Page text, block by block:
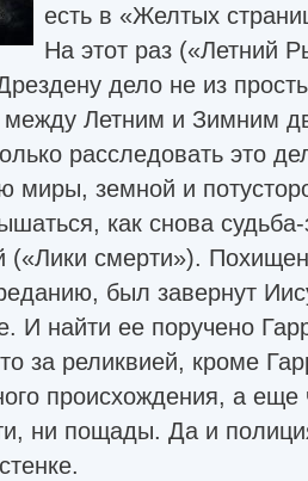
есть в «Желтых
На этот раз («Летний
дело не из
между Летним и Зимним
расследовать это
миры, земной и
как снова
(«Лики смерти»).
был завернут
И найти ее поручено
за реликвией, кроме
происхождения, а еще
ни пощады. Да и